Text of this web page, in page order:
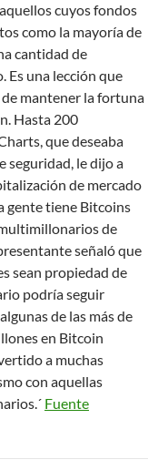
cuyos fondos
como la mayoría de
cantidad de
Es una lección que
mantener la fortuna
Hasta 200
que deseaba
seguridad, le dijo a
de mercado
gente tiene Bitcoins
de
señaló que
sean propiedad de
podría seguir
de las más de
en Bitcoin
a muchas
con aquellas
Fuente